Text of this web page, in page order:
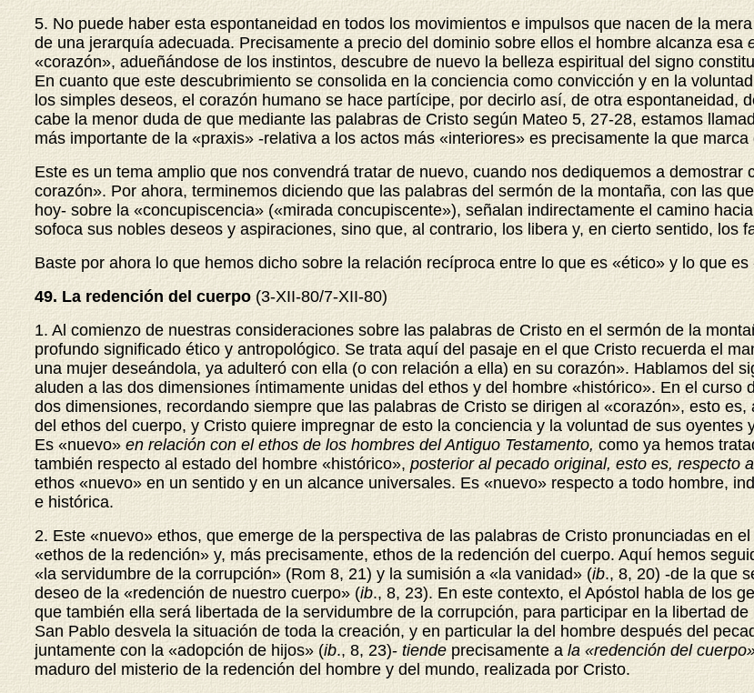
5. No puede haber esta espontaneidad en todos los movimientos e impulsos que nacen de la
de una jerarquía adecuada. Precisamente a precio del dominio sobre ellos el hombre alcanza esa
«corazón», adueñándose de los instintos, descubre de nuevo la belleza espiritual del signo
En cuanto que este descubrimiento se consolida en la conciencia como convicción y en la
los simples deseos, el corazón humano se hace partícipe, por decirlo así, de otra espontaneidad,
cabe la menor duda de que mediante las palabras de Cristo según Mateo 5, 27-28, estamos
más importante de la «praxis» -relativa a los actos más «interiores» es precisamente la que
Este es un tema amplio que nos convendrá tratar de nuevo, cuando nos dediquemos a
corazón». Por ahora, terminemos diciendo que las palabras del sermón de la montaña, con las
hoy- sobre la «concupiscencia» («mirada concupiscente»), señalan indirectamente el camino
sofoca sus nobles deseos y aspiraciones, sino que, al contrario, los libera y, en cierto sentido, los
Baste por ahora lo que hemos dicho sobre la relación recíproca entre lo que es «ético» y lo que
49. La redención del cuerpo (3-XII-80/7-XII-80)
1. Al comienzo de nuestras consideraciones sobre las palabras de Cristo en el sermón de la
profundo significado ético y antropológico. Se trata aquí del pasaje en el que Cristo recuerda el
una mujer deseándola, ya adulteró con ella (o con relación a ella) en su corazón». Hablamos del
aluden a las dos dimensiones íntimamente unidas del ethos y del hombre «histórico». En el
dos dimensiones, recordando siempre que las palabras de Cristo se dirigen al «corazón», esto
del ethos del cuerpo, y Cristo quiere impregnar de esto la conciencia y la voluntad de sus
Es «nuevo» en relación con el ethos de los hombres del Antiguo Testamento, como ya hemos
también respecto al estado del hombre «histórico», posterior al pecado original, esto es, respecto
ethos «nuevo» en un sentido y en un alcance universales. Es «nuevo» respecto a todo hombre,
e histórica.
2. Este «nuevo» ethos, que emerge de la perspectiva de las palabras de Cristo pronunciadas en
«ethos de la redención» y, más precisamente, ethos de la redención del cuerpo. Aquí hemos
«la servidumbre de la corrupción» (Rom 8, 21) y la sumisión a «la vanidad» (ib., 8, 20) -de la que
deseo de la «redención de nuestro cuerpo» (ib., 8, 23). En este contexto, el Apóstol habla de los
que también ella será libertada de la servidumbre de la corrupción, para participar en la libertad
San Pablo desvela la situación de toda la creación, y en particular la del hombre después del
juntamente con la «adopción de hijos» (ib., 8, 23)- tiende precisamente a la «redención del
maduro del misterio de la redención del hombre y del mundo, realizada por Cristo.